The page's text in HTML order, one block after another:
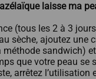
laisse ma
(tous les 2 à 3
sèche, ajoutez une
méthode sandwich)
que votre peau se
arrêtez l’utilisation